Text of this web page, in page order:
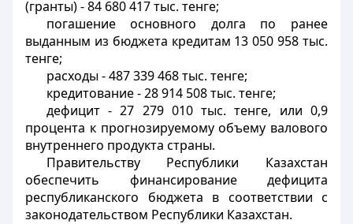
(гранты) - 84 680 417 тыс. тенге;
погашение основного долга по ранее
выданным из бюджета кредитам 13 050 958 тыс.
тенге;
расходы - 487 339 468 тыс. тенге;
кредитование - 28 914 508 тыс. тенге;
дефицит - 27 279 010 тыс. тенге, или 0,9
процента к прогнозируемому объему валового
внутреннего продукта страны.
Правительству Республики Казахстан
обеспечить финансирование дефицита
республиканского бюджета в соответствии с
законодательством Республики Казахстан.